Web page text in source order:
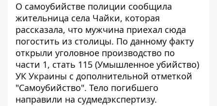
О самоубийстве полиции сообщила
жительница села Чайки, которая
рассказала, что мужчина приехал сюда
погостить из столицы. По данному факту
открыли уголовное производство по
части 1, стать 115 (Умышленное убийство)
УК Украины с дополнительной отметкой
"Самоубийство". Тело погибшего
направили на судмедэкспертизу.